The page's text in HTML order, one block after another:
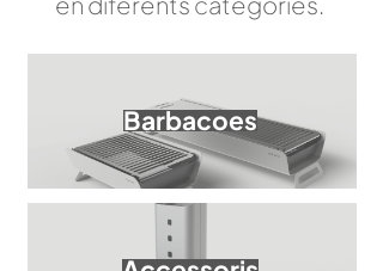
Barbacoes